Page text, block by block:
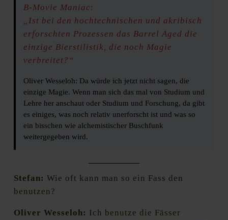
B-Movie Maniac :
„Ist bei den hochtechnischen und akribisch
erforschten Prozessen das Barrel Aged die
einzige Bierstilistik, die noch Magie
verbreitet?“
Oliver Wesseloh: Da würde ich jetzt nicht sagen, die
einzige Magie. Wenn man sich das mal von Studium und
Lehre her anschaut oder Studium und Forschung, da gibt
es einiges, was noch relativ unerforscht ist und was so
ein bisschen wie alchemistischer Buschfunk
weitergegeben wird.
Stefan: Wie oft kann man so ein Fass den
benutzen?
Oliver Wesseloh: Ich benutze die Fässer